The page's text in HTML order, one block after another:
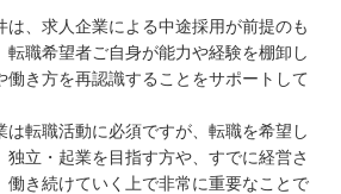
は、求人企業による中途採用が前提のも
転職希望者ご自身が能力や経験を棚卸し
働き方を再認識することをサポートして
は転職活動に必須ですが、転職を希望し
独立・起業を目指す方や、すでに経営さ
働き続けていく上で非常に重要なことで